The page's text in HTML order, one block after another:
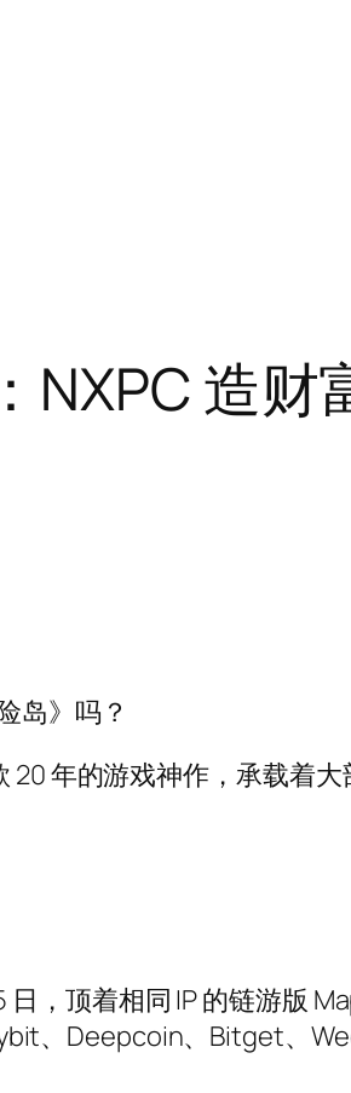
NXPC 造
岛》吗？
20 年的游戏神作，承载着
，顶着相同 IP 的链游版
、Deepcoin、Bitget、